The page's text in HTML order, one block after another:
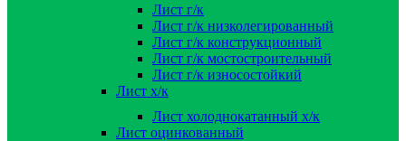
Лист г/к
Лист г/к низколегированный
Лист г/к конструкционный
Лист г/к мостостроительный
Лист г/к износостойкий
Лист х/к
Лист холоднокатанный х/к
Лист оцинкованный